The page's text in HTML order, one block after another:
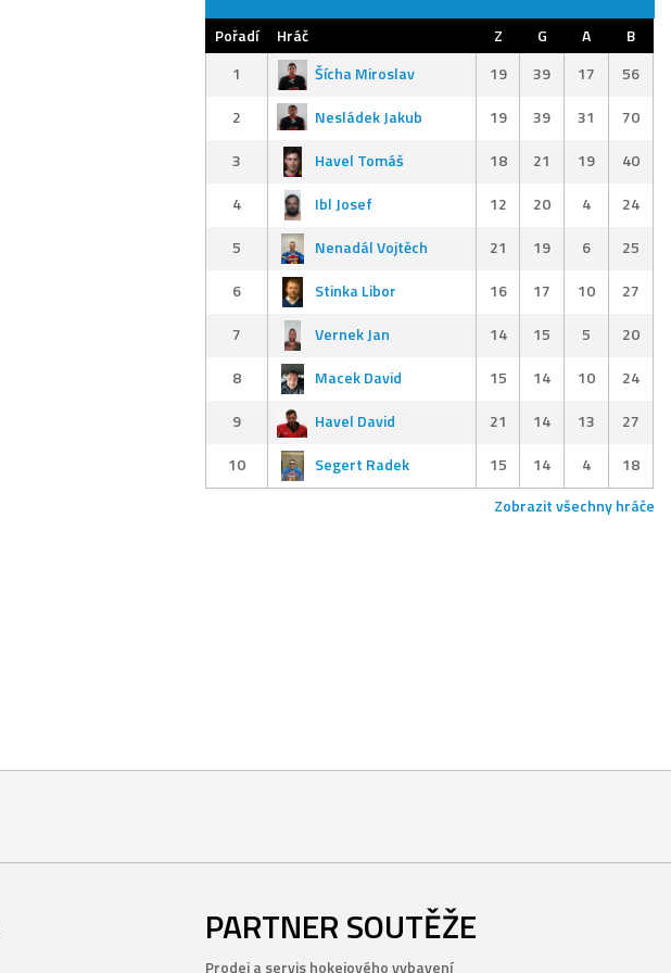
Pořadí Hráč Z G A
B
1
Šícha Miroslav 19 39 17
56
2
Nesládek Jakub 19 39 31
70
3
Havel Tomáš 18 21 19
40
4
Ibl Josef 12 20 4
24
5
Nenadál Vojtěch 21 19 6
25
6
Stinka Libor 16 17 10
27
7
Vernek Jan 14 15 5
20
8
Macek David 15 14 10
24
9
Havel David 21 14 13
27
10
Segert Radek 15 14 4
18
Zobrazit všechny hráče
PARTNER SOUTĚŽE
Prodej a servis hokejového vybavení